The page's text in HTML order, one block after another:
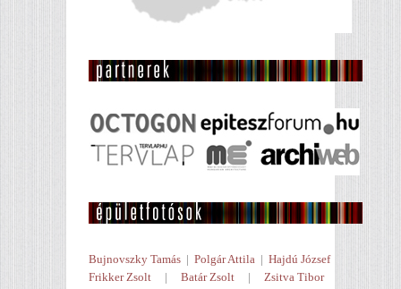
Bujnovszky Tamás | Polgár Attila | Hajdú József
Frikker Zsolt | Batár Zsolt | Zsitva Tibor